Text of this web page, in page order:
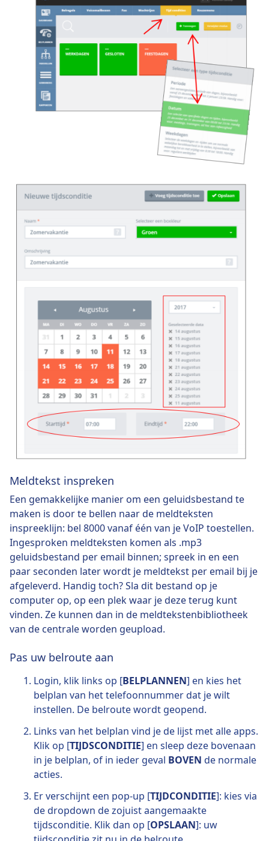
Meldtekst inspreken
Een gemakkelijke manier om een geluidsbestand te
maken is door te bellen naar de meldteksten
inspreeklijn: bel 8000 vanaf één van je VoIP toestellen.
Ingesproken meldteksten komen als .mp3
geluidsbestand per email binnen; spreek in en een
paar seconden later wordt je meldtekst per email bij je
afgeleverd. Handig toch? Sla dit bestand op je
computer op, op een plek waar je deze terug kunt
vinden. Ze kunnen dan in de meldtekstenbibliotheek
van de centrale worden geupload.
Pas uw belroute aan
Login, klik links op [BELPLANNEN] en kies het
belplan van het telefoonnummer dat je wilt
instellen. De belroute wordt geopend.
Links van het belplan vind je de lijst met alle apps.
Klik op [TIJDSCONDITIE] en sleep deze bovenaan
in je belplan, of in ieder geval BOVEN de normale
acties.
Er verschijnt een pop-up [TIJDCONDITIE]: kies via
de dropdown de zojuist aangemaakte
tijdsconditie. Klik dan op [OPSLAAN]: uw